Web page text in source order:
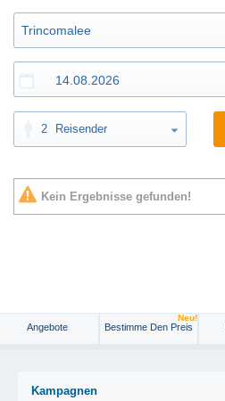
2 Reisender
Kein Ergebnisse gefunden!
Angebote Bestimme Den Preis
Neu!
Kampagnen